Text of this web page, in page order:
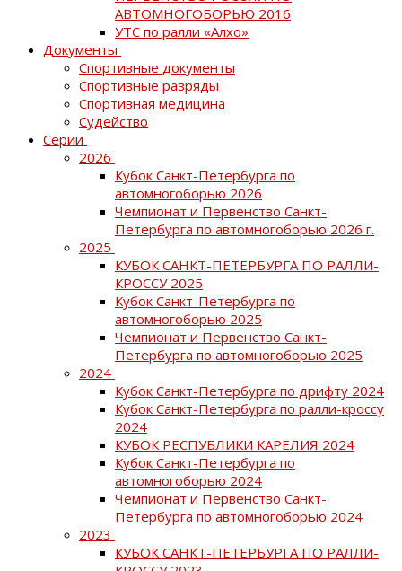
АВТОМНОГОБОРЬЮ 2016
УТС по ралли «Алхо»
Документы
Спортивные документы
Спортивные разряды
Спортивная медицина
Судейство
Серии
2026
Кубок Санкт-Петербурга по
автомногоборью 2026
Чемпионат и Первенство Санкт-
Петербурга по автомногоборью 2026 г.
2025
КУБОК САНКТ-ПЕТЕРБУРГА ПО РАЛЛИ-
КРОССУ 2025
Кубок Санкт-Петербурга по
автомногоборью 2025
Чемпионат и Первенство Санкт-
Петербурга по автомногоборью 2025
2024
Кубок Санкт-Петербурга по дрифту 2024
Кубок Санкт-Петербурга по ралли-кроссу
2024
КУБОК РЕСПУБЛИКИ КАРЕЛИЯ 2024
Кубок Санкт-Петербурга по
автомногоборью 2024
Чемпионат и Первенство Санкт-
Петербурга по автомногоборью 2024
2023
КУБОК САНКТ-ПЕТЕРБУРГА ПО РАЛЛИ-